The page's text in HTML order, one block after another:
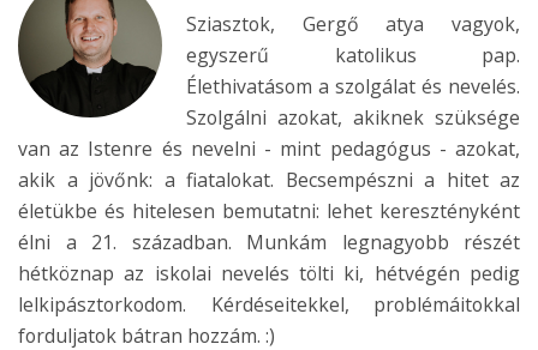
Sziasztok, Gergő atya vagyok,
egyszerű katolikus pap.
Élethivatásom a szolgálat és nevelés.
Szolgálni azokat, akiknek szüksége
van az Istenre és nevelni - mint pedagógus - azokat,
akik a jövőnk: a fiatalokat. Becsempészni a hitet az
életükbe és hitelesen bemutatni: lehet keresztényként
élni a 21. században. Munkám legnagyobb részét
hétköznap az iskolai nevelés tölti ki, hétvégén pedig
lelkipásztorkodom. Kérdéseitekkel, problémáitokkal
forduljatok bátran hozzám. :)